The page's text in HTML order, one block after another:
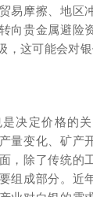
易摩擦、地区
向贵金属避险
，这可能会对银
决定价格的
量变化、矿产
，除了传统的
组成部分。近